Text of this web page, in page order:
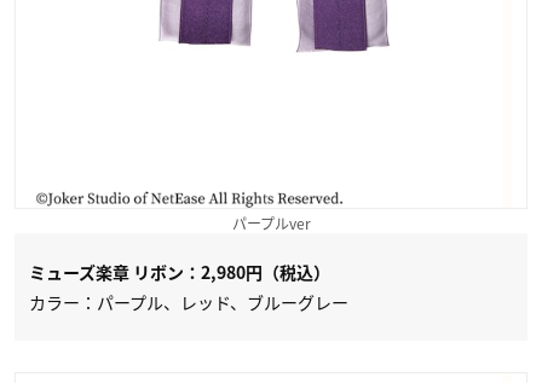
パープルver
ミューズ楽章 リボン：2,980円（税込）
カラー：パープル、レッド、ブルーグレー